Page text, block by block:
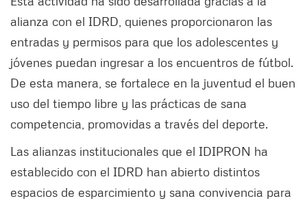
alianza con el IDRD, quienes proporcionaron las
entradas y permisos para que los adolescentes y
jóvenes puedan ingresar a los encuentros de fútbol.
De esta manera, se fortalece en la juventud el buen
uso del tiempo libre y las prácticas de sana
competencia, promovidas a través del deporte.
Las alianzas institucionales que el IDIPRON ha
establecido con el IDRD han abierto distintos
espacios de esparcimiento y sana convivencia para